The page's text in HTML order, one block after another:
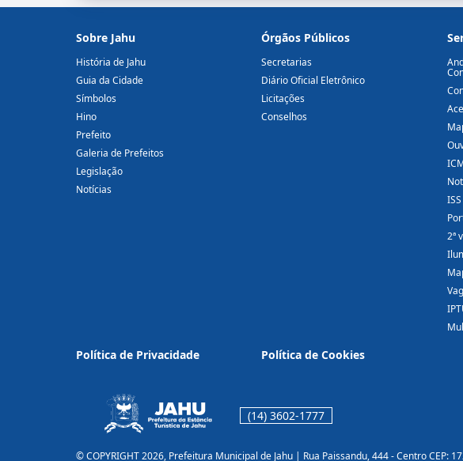
Sobre Jahu
História de Jahu
Guia da Cidade
Símbolos
Hino
Prefeito
Galeria de Prefeitos
Legislação
Notícias
Órgãos Públicos
Secretarias
Diário Oficial Eletrônico
Licitações
Conselhos
ISS
2ª
Política de Privacidade Política de Cookies
(14) 3602-1777
© COPYRIGHT 2026, Prefeitura Municipal de Jahu | Rua Paissandu, 444 - Centro CEP: